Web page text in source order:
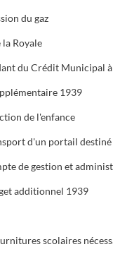
du gaz
Royale
du Crédit Municipal
1939
de l'enfance
de gestion et
additionnel 1939